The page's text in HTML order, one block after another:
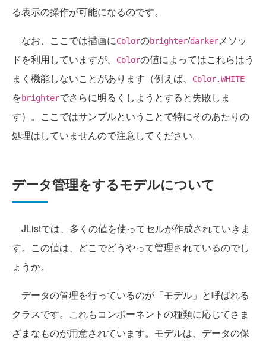
る表示の操作が可能になるのです。
なお、ここでは描画にColorのbrighter/darkerメソッ
ドを利用していますが、
Colorの値によってはこれらはう
まく機能しないことがあります（例えば、
Color.WHITE
をbrighterでさらに明るくしようとすると失敗しま
す）。ここではサンプルということで特にそのあたりの
処理はしていませんので注意してください。
データ管理をするモデルについて
JListでは、多くの値を使ってセルが作成されていきま
す。この値は、どこでどうやって管理されているのでし
ょうか。
データの管理を行っているのが「モデル」と呼ばれる
クラスです。これもコンポーネントの種類に応じてさま
ざまなものが用意されています。モデルは、データの保